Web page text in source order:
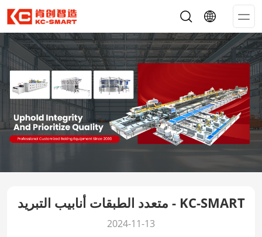
متعدد الطبقات أنابيب التبريد - KC-SMART
2024-11-13